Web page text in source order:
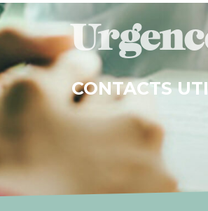
CONTACTS